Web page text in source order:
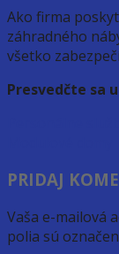
Ako firma
záhradného
všetko
Presvedčte sa
PRIDAJ
Vaša e-mailová
polia sú